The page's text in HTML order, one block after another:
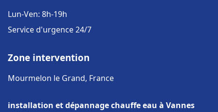
Lun-Ven: 8h-19h
Service d'urgence 24/7
Zone intervention
Mourmelon le Grand, France
installation et dépannage chauffe eau à Vannes